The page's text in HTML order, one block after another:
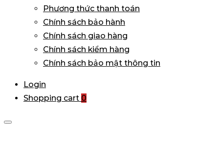
Phương thức thanh toán
Chính sách bảo hành
Chính sách giao hàng
Chính sách kiểm hàng
Chính sách bảo mật thông tin
Login
Shopping cart 0